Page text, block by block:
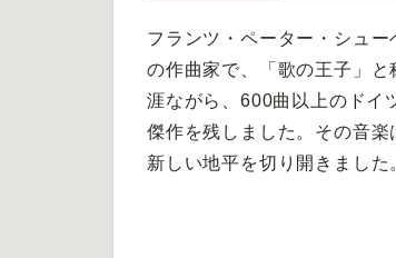
フランツ・ペーター・シュ
の作曲家で、「歌の王子」
涯ながら、600曲以上のドイ
傑作を残しました。その音
新しい地平を切り開きました